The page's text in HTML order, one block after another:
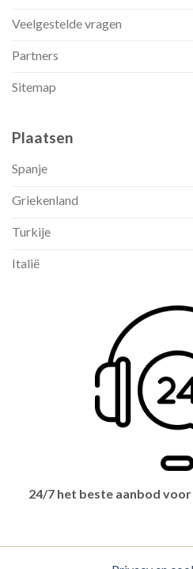
Veelgestelde vragen
Partners
Sitemap
Plaatsen
Spanje
Griekenland
Turkije
Italië
24/7 het beste aanbod